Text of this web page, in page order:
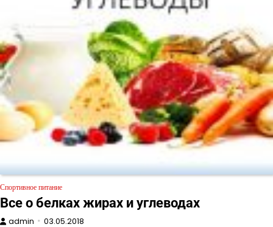
Спортивное питание
Все о белках жирах и углеводах
admin 03.05.2018